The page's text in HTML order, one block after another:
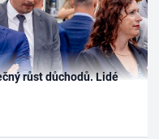
růst důchodů. Lidé